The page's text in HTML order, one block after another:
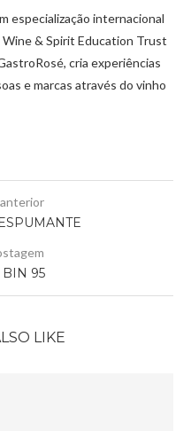
especialização internacional
Wine & Spirit Education Trust
cria experiências
e marcas através do vinho
BIN 95
LIKE